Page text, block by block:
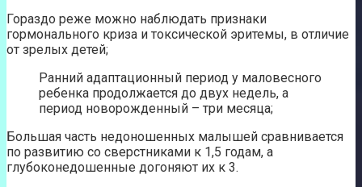
Гораздо реже можно наблюдать признаки
гормонального криза и токсической эритемы, в отличие
от зрелых детей;
Ранний адаптационный период у маловесного
ребенка продолжается до двух недель, а
период новорожденный – три месяца;
Большая часть недоношенных малышей сравнивается
по развитию со сверстниками к 1,5 годам, а
глубоконедошенные догоняют их к 3.